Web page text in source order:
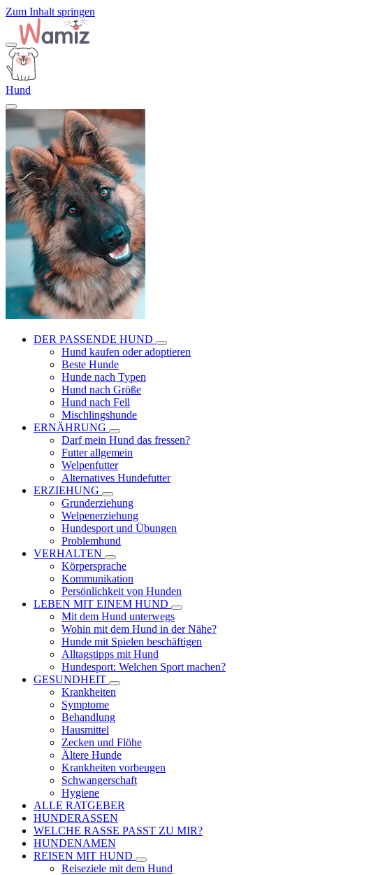
Zum Inhalt springen
Hund
DER PASSENDE HUND
Hund kaufen oder adoptieren
Beste Hunde
Hunde nach Typen
Hund nach Größe
Hund nach Fell
Mischlingshunde
ERNÄHRUNG
Darf mein Hund das fressen?
Futter allgemein
Welpenfutter
Alternatives Hundefutter
ERZIEHUNG
Grunderziehung
Welpenerziehung
Hundesport und Übungen
Problemhund
VERHALTEN
Körpersprache
Kommunikation
Persönlichkeit von Hunden
LEBEN MIT EINEM HUND
Mit dem Hund unterwegs
Wohin mit dem Hund in der Nähe?
Hunde mit Spielen beschäftigen
Alltagstipps mit Hund
Hundesport: Welchen Sport machen?
GESUNDHEIT
Krankheiten
Symptome
Behandlung
Hausmittel
Zecken und Flöhe
Ältere Hunde
Krankheiten vorbeugen
Schwangerschaft
Hygiene
ALLE RATGEBER
HUNDERASSEN
WELCHE RASSE PASST ZU MIR?
HUNDENAMEN
REISEN MIT HUND
Reiseziele mit dem Hund